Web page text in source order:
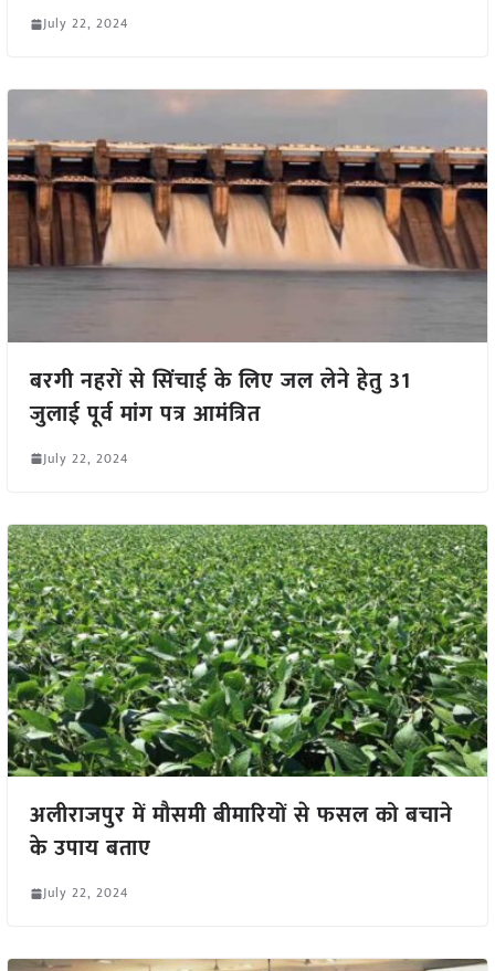
July 22, 2024
बरगी नहरों से सिंचाई के लिए जल लेने हेतु 31
जुलाई पूर्व मांग पत्र आमंत्रित
July 22, 2024
अलीराजपुर में मौसमी बीमारियों से फसल को बचाने
के उपाय बताए
July 22, 2024